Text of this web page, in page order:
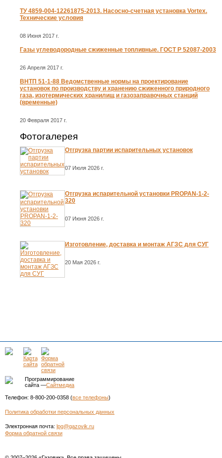
ТУ 4859-004-12261875-2013. Насосно-счетная установка Vortex.
Технические условия
08 Июня 2017 г.
Газы углеводородные сжиженные топливные. ГОСТ Р 52087-2003
26 Апреля 2017 г.
ВНТП 51-1-88 Ведомственные нормы на проектирование
установок по производству и хранению сжиженного природного
газа, изотермических хранилищ и газозаправочных станций
(временные)
20 Февраля 2017 г.
Фотогалерея
Отгрузка партии испарительных установок
07 Июля 2026 г.
Отгрузка испарительной установки PROPAN-1-2-
320
07 Июня 2026 г.
Изготовление, доставка и монтаж АГЗС для СУГ
20 Мая 2026 г.
Программирование
сайта —Сайтмедиа
Телефон: 8-800-200-0358 (все телефоны)
Политика обработки персональных данных
Электронная почта: lpg@gazovik.ru
Форма обратной связи